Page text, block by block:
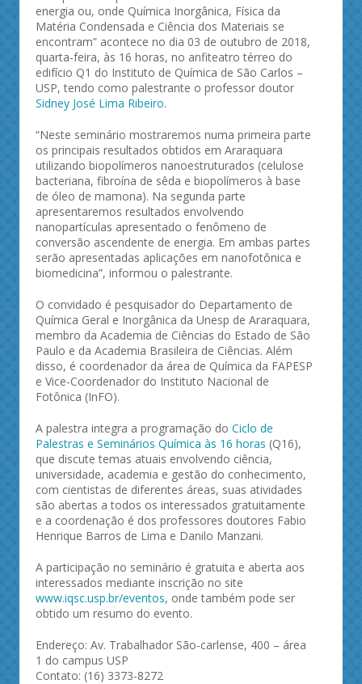
energia ou, onde Química Inorgânica, Física da
Matéria Condensada e Ciência dos Materiais se
encontram” acontece no dia 03 de outubro de 2018,
quarta-feira, às 16 horas, no anfiteatro térreo do
edifício Q1 do Instituto de Química de São Carlos –
USP, tendo como palestrante o professor doutor
Sidney José Lima Ribeiro.
“Neste seminário mostraremos numa primeira parte
os principais resultados obtidos em Araraquara
utilizando biopolímeros nanoestruturados (celulose
bacteriana, fibroína de sêda e biopolímeros à base
de óleo de mamona). Na segunda parte
apresentaremos resultados envolvendo
nanopartículas apresentado o fenômeno de
conversão ascendente de energia. Em ambas partes
serão apresentadas aplicações em nanofotônica e
biomedicina”, informou o palestrante.
O convidado é pesquisador do Departamento de
Química Geral e Inorgânica da Unesp de Araraquara,
membro da Academia de Ciências do Estado de São
Paulo e da Academia Brasileira de Ciências. Além
disso, é coordenador da área de Química da FAPESP
e Vice-Coordenador do Instituto Nacional de
Fotônica (InFO).
A palestra integra a programação do Ciclo de
Palestras e Seminários Química às 16 horas (Q16),
que discute temas atuais envolvendo ciência,
universidade, academia e gestão do conhecimento,
com cientistas de diferentes áreas, suas atividades
são abertas a todos os interessados gratuitamente
e a coordenação é dos professores doutores Fabio
Henrique Barros de Lima e Danilo Manzani.
A participação no seminário é gratuita e aberta aos
interessados mediante inscrição no site
www.iqsc.usp.br/eventos, onde também pode ser
obtido um resumo do evento.
Endereço: Av. Trabalhador São-carlense, 400 – área
1 do campus USP
Contato: (16) 3373-8272